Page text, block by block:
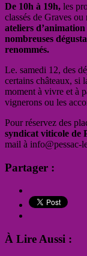
De 10h à 19h, les
classés de Graves
ateliers
nombreuses
renommés.
Le. samedi 12, des
certains châteaux, si
moment à vivre et à
vignerons ou les
Pour réservez des
syndicat viticole de
mail à info@pessac-
Partager :
À Lire Aussi :